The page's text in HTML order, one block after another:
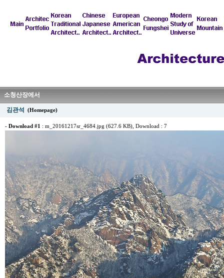
소청산장에서
김관석 (Homepage)
- Download #1 : m_20161217sr_4684.jpg (627.6 KB) , Download : 7